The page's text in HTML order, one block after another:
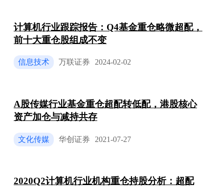
计算机行业跟踪报告：Q4基金重仓略微超配，
前十大重仓股组成不变
信息技术 万联证券 2024-02-02
A股传媒行业基金重仓超配转低配，港股核心
资产加仓与减持共存
文化传媒 华创证券 2021-07-27
2020Q2计算机行业机构重仓持股分析：超配